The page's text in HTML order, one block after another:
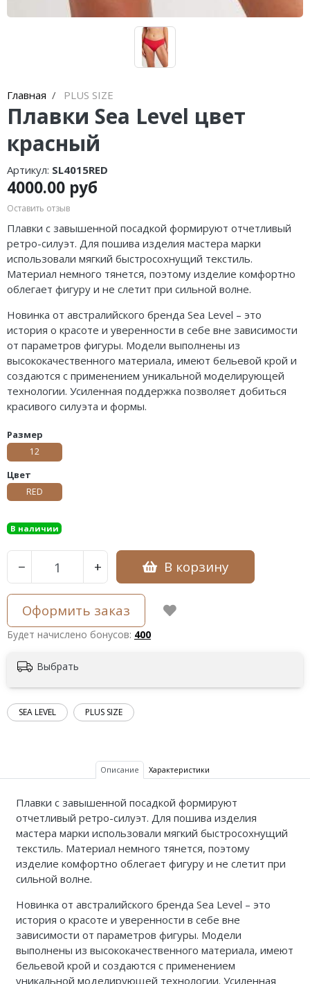
Главная PLUS SIZE
Плавки Sea Level цвет
красный
Артикул: SL4015RED
4000.00 руб
Оставить отзыв
Плавки с завышенной посадкой формируют отчетливый
ретро-силуэт. Для пошива изделия мастера марки
использовали мягкий быстросохнущий текстиль.
Материал немного тянется, поэтому изделие комфортно
облегает фигуру и не слетит при сильной волне.
Новинка от австралийского бренда Sea Level – это
история о красоте и уверенности в себе вне зависимости
от параметров фигуры. Модели выполнены из
высококачественного материала, имеют бельевой крой и
создаются с применением уникальной моделирующей
технологии. Усиленная поддержка позволяет добиться
красивого силуэта и формы.
Размер
12
Цвет
RED
В наличии
− + В корзину
Оформить заказ
Будет начислено бонусов: 400
Выбрать
SEA LEVEL PLUS SIZE
Описание Характеристики
Плавки с завышенной посадкой формируют
отчетливый ретро-силуэт. Для пошива изделия
мастера марки использовали мягкий быстросохнущий
текстиль. Материал немного тянется, поэтому
изделие комфортно облегает фигуру и не слетит при
сильной волне.
Новинка от австралийского бренда Sea Level – это
история о красоте и уверенности в себе вне
зависимости от параметров фигуры. Модели
выполнены из высококачественного материала, имеют
бельевой крой и создаются с применением
уникальной моделирующей технологии. Усиленная